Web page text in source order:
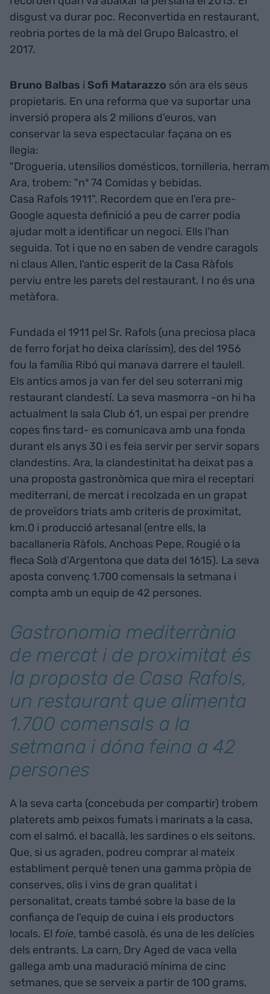
disgust va durar poc. Reconvertida en restaurant,
reobria portes de la mà del Grupo Balcastro, el
2017.
Bruno Balbas i Sofi Matarazzo són ara els seus
propietaris. En una reforma que va suportar una
inversió propera als 2 milions d'euros, van
conservar la seva espectacular façana on es
llegia:
"Drogueria, utensilios domésticos, tornilleria,
Ara, trobem: "nº 74 Comidas y bebidas.
Casa Rafols 1911". Recordem que en l'era pre-
Google aquesta definició a peu de carrer podia
ajudar molt a identificar un negoci. Ells l'han
seguida. Tot i que no en saben de vendre caragols
ni claus Allen, l'antic esperit de la Casa Ràfols
perviu entre les parets del restaurant. I no és una
metàfora.
Fundada el 1911 pel Sr. Rafols (una preciosa placa
de ferro forjat ho deixa claríssim), des del 1956
fou la família Ribó qui manava darrere el taulell.
Els antics amos ja van fer del seu soterrani mig
restaurant clandestí. La seva masmorra -on hi ha
actualment la sala Club 61, un espai per prendre
copes fins tard- es comunicava amb una fonda
durant els anys 30 i es feia servir per servir sopars
clandestins. Ara, la clandestinitat ha deixat pas a
una proposta gastronòmica que mira el receptari
mediterrani, de mercat i recolzada en un grapat
de proveïdors triats amb criteris de proximitat,
km.0 i producció artesanal (entre ells, la
bacallaneria Ràfols, Anchoas Pepe, Rougié o la
fleca Solà d'Argentona que data del 1615). La seva
aposta convenç 1.700 comensals la setmana i
compta amb un equip de 42 persones​.
Gastronomia mediterrània
de mercat i de proximitat és
la proposta de Casa Rafols,
un restaurant que alimenta
1.700 comensals a la
setmana i dóna feina a 42
persones
A la seva carta (concebuda per compartir) trobem
platerets amb peixos fumats i marinats a la casa,
com el salmó, el bacallà, les sardines o els seitons.
Que, si us agraden, podreu comprar al mateix
establiment perquè tenen una gamma pròpia de
conserves, olis i vins de gran qualitat i
personalitat, creats també sobre la base de la
confiança de l'equip de cuina i els productors
locals. El foie, també casolà, és una de les delícies
dels entrants. La carn, Dry Aged de vaca vella
gallega amb una maduració mínima de cinc
setmanes, que se serveix a partir de 100 grams,